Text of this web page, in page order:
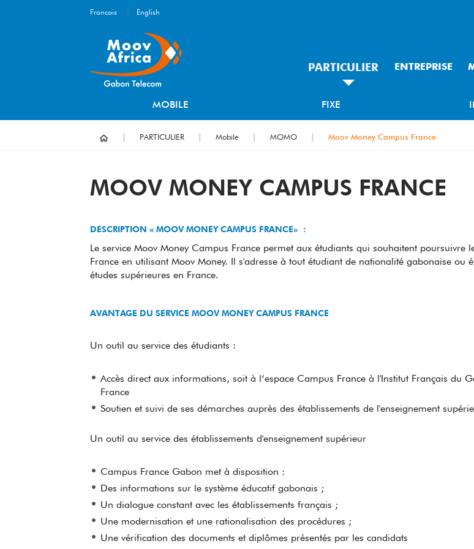
Francais | English
PARTICULIER ENTREPRISE
MOBILE FIXE
PARTICULIER Mobile MOMO Moov Money Campus France
MOOV MONEY CAMPUS FRANCE
DESCRIPTION « MOOV MONEY CAMPUS FRANCE» :​​
Le service Moov Money Campus France permet aux étudiants qui souhaitent
France en utilisant Moov Money. Il s'adresse à tout étudiant de nationalité gabonaise
études supérieures en France.
AVANTAGE DU SERVICE MOOV MONEY CAMPUS FRANCE
Un outil au service des étudiants :
Accès direct aux informations, soit à l‘espace Campus France à l'Institut Français
France
Soutien et suivi de ses démarches auprès des établissements de l'enseignement
Un outil au service des établissements d'enseignement supérieur
Campus France Gabon met à disposition :
Des informations sur le système éducatif gabonais ;
Un dialogue constant avec les établissements français ;
Une modernisation et une rationalisation des procédures ;
Une vérification des documents et diplômes présentés par les candidats